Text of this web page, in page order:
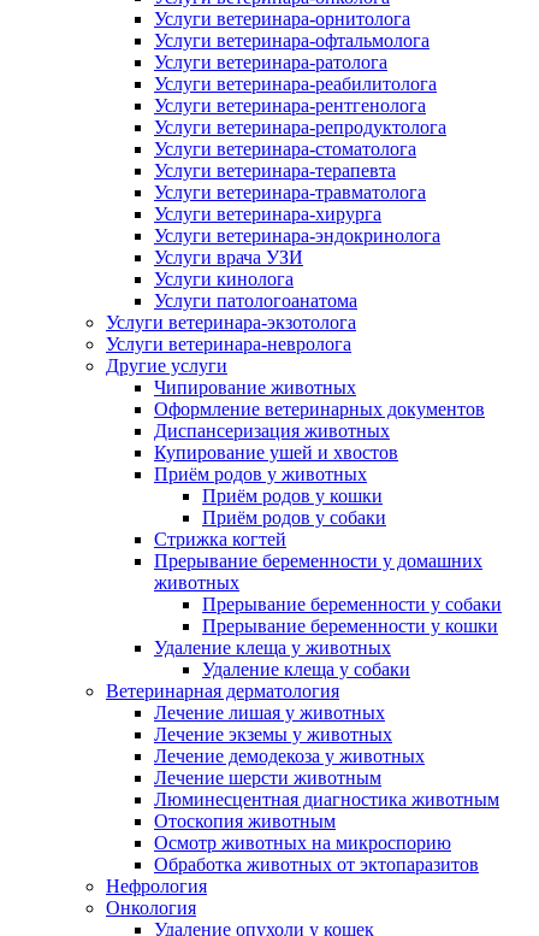
Услуги ветеринара-орнитолога
Услуги ветеринара-офтальмолога
Услуги ветеринара-ратолога
Услуги ветеринара-реабилитолога
Услуги ветеринара-рентгенолога
Услуги ветеринара-репродуктолога
Услуги ветеринара-стоматолога
Услуги ветеринара-терапевта
Услуги ветеринара-травматолога
Услуги ветеринара-хирурга
Услуги ветеринара-эндокринолога
Услуги врача УЗИ
Услуги кинолога
Услуги патологоанатома
Услуги ветеринара-экзотолога
Услуги ветеринара-невролога
Другие услуги
Чипирование животных
Оформление ветеринарных документов
Диспансеризация животных
Купирование ушей и хвостов
Приём родов у животных
Приём родов у кошки
Приём родов у собаки
Стрижка когтей
Прерывание беременности у домашних
животных
Прерывание беременности у собаки
Прерывание беременности у кошки
Удаление клеща у животных
Удаление клеща у собаки
Ветеринарная дерматология
Лечение лишая у животных
Лечение экземы у животных
Лечение демодекоза у животных
Лечение шерсти животным
Люминесцентная диагностика животным
Отоскопия животным
Осмотр животных на микроспорию
Обработка животных от эктопаразитов
Нефрология
Онкология
Удаление опухоли у кошек